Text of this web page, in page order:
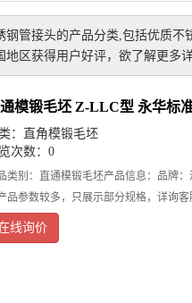
钢管接头的产品分类,包括优质不
区获得用户好评，欲了解更多
模锻毛坯 Z-LLC型 永华标
： 直角模锻毛坯
次数：0
类别：直通模锻毛坯产品信息：品牌
品参数较多，只展示部分规格，详询客
线询价